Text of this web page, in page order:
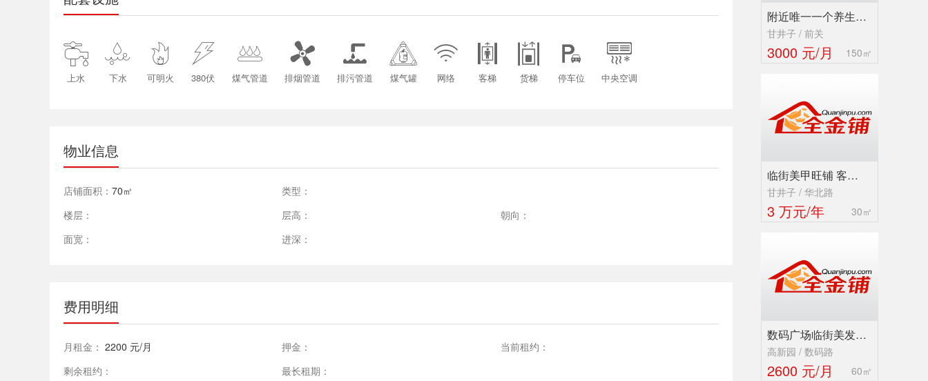

上水

下水

可明火

380伏

煤气管道

排烟管道

排污管道

煤气罐

网络

客梯

货梯

停车位

中央空调
物业信息
店铺面积： 70㎡
类型：
楼层：
层高：
朝向：
面宽：
进深：
费用明细
月租金： 2200 元/月 押金：
当前租约：
剩余租约：
最长租期：
附近唯一一个养生…
甘井子 / 前关
3000 元/月 150㎡
临街美甲旺铺 客…
甘井子 / 华北路
3 万元/年 30㎡
数码广场临街美发…
高新园 / 数码路
2600 元/月 60㎡